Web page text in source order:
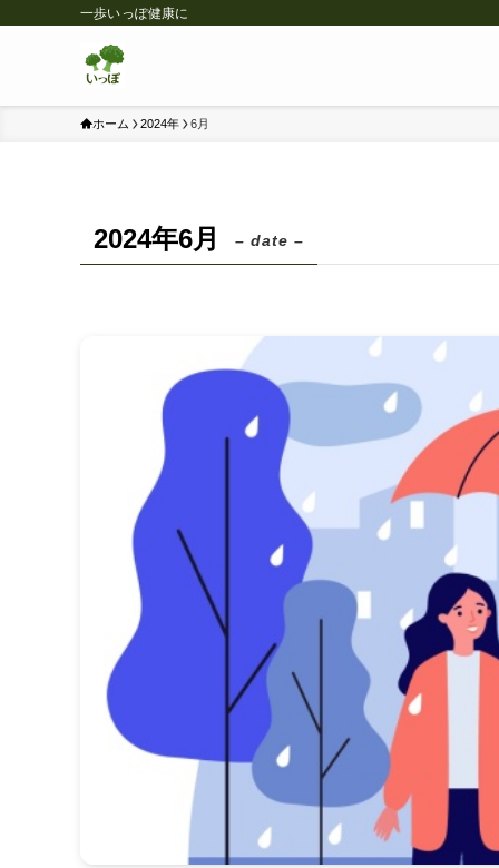
一歩いっぽ健康に
ホーム 2024年 6月
2024年6月 – date –